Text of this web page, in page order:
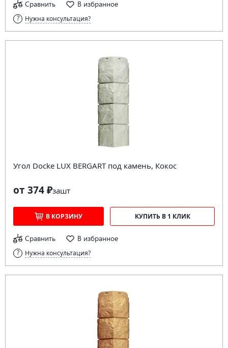
Сравнить В избранное
Нужна консультация?
Угол Docke LUX BERGART под камень, Кокос
от 374 ₽зашт
В КОРЗИНУ КУПИТЬ В 1 КЛИК
Сравнить В избранное
Нужна консультация?